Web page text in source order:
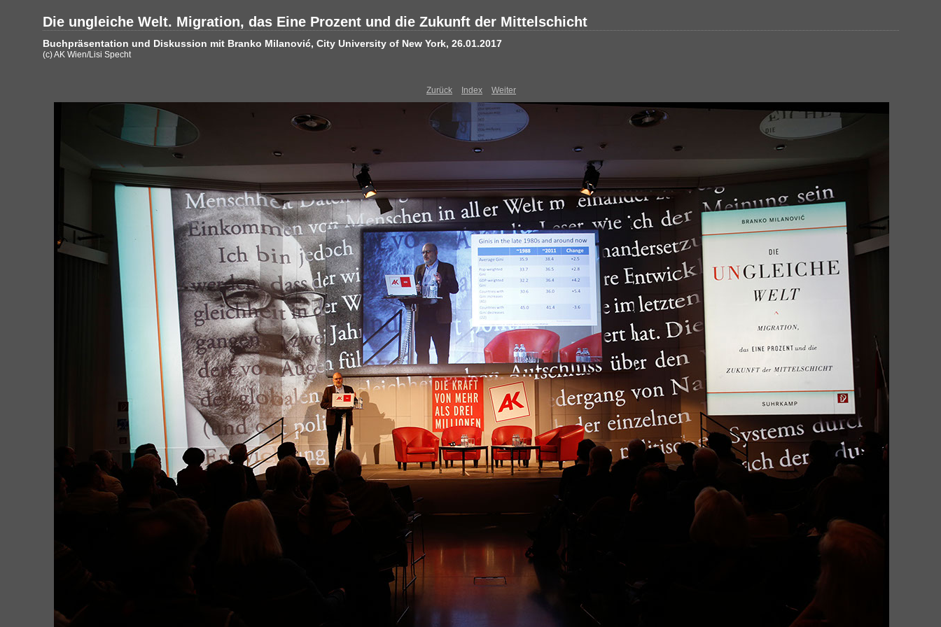
Die ungleiche Welt. Migration, das Eine Prozent und die Zukunft der Mittelschicht
Buchpräsentation und Diskussion mit Branko Milanović, City University of New York, 26.01.2017
(c) AK Wien/Lisi Specht
Zurück Index Weiter